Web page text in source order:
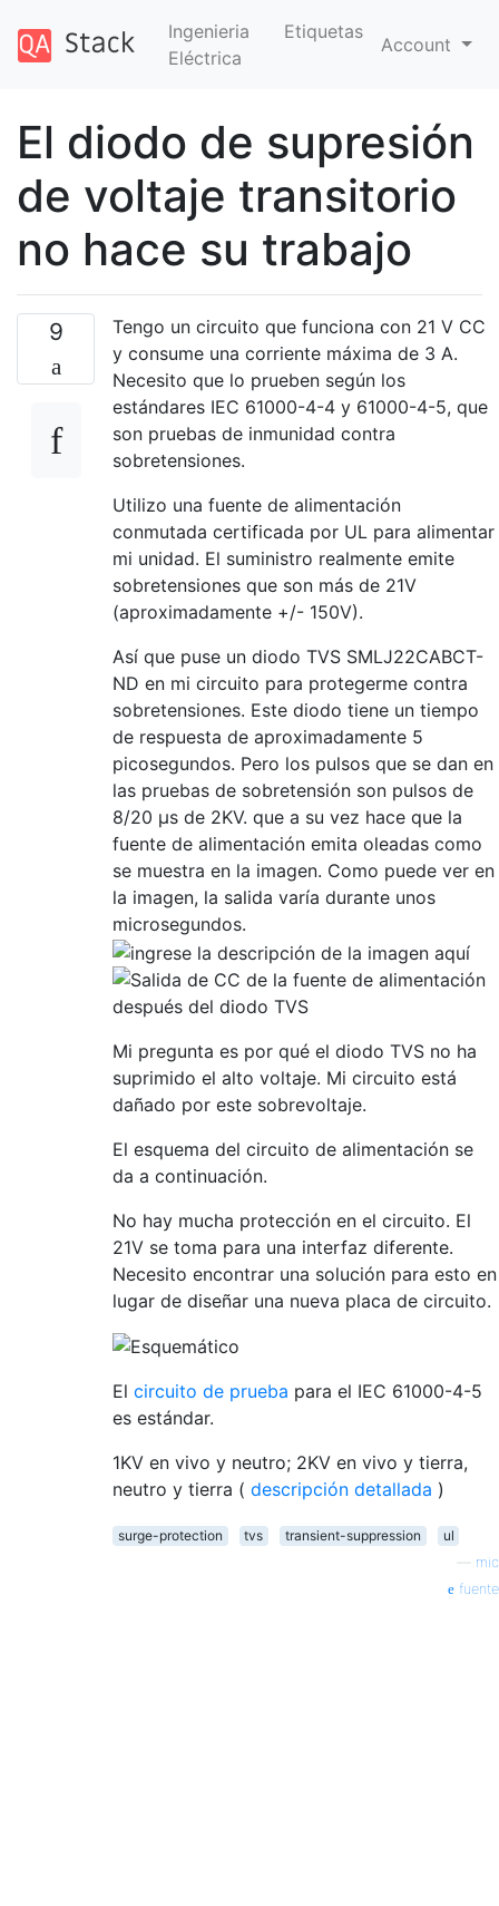
Ingenieria
Eléctrica
Etiquetas
Account
El diodo de supresión
de voltaje transitorio
no hace su trabajo
9
Tengo un circuito que funciona con 21 V CC
y consume una corriente máxima de 3 A.
Necesito que lo prueben según los
estándares IEC 61000-4-4 y 61000-4-5, que
son pruebas de inmunidad contra
sobretensiones.
Utilizo una fuente de alimentación
conmutada certificada por UL para alimentar
mi unidad. El suministro realmente emite
sobretensiones que son más de 21V
(aproximadamente +/- 150V).
Así que puse un diodo TVS SMLJ22CABCT-
ND en mi circuito para protegerme contra
sobretensiones. Este diodo tiene un tiempo
de respuesta de aproximadamente 5
picosegundos. Pero los pulsos que se dan en
las pruebas de sobretensión son pulsos de
8/20 μs de 2KV. que a su vez hace que la
fuente de alimentación emita oleadas como
se muestra en la imagen. Como puede ver en
la imagen, la salida varía durante unos
microsegundos.
Mi pregunta es por qué el diodo TVS no ha
suprimido el alto voltaje. Mi circuito está
dañado por este sobrevoltaje.
El esquema del circuito de alimentación se
da a continuación.
No hay mucha protección en el circuito. El
21V se toma para una interfaz diferente.
Necesito encontrar una solución para esto en
lugar de diseñar una nueva placa de circuito.
El circuito de prueba para el IEC 61000-4-5
es estándar.
1KV en vivo y neutro; 2KV en vivo y tierra,
neutro y tierra ( descripción detallada )
surge-protection tvs transient-suppression
ul
mic
fuente